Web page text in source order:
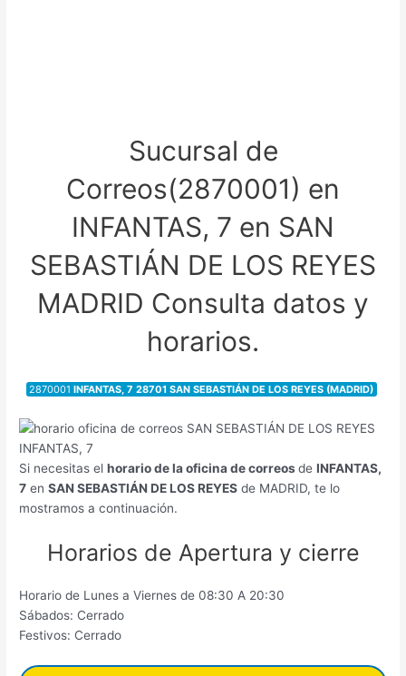
Sucursal de
Correos(2870001) en
INFANTAS, 7 en SAN
SEBASTIÁN DE LOS REYES
MADRID Consulta datos y
horarios.
2870001INFANTAS, 7 28701 SAN SEBASTIÁN DE LOS REYES (MADRID)
Si necesitas elhorario de la oficina de correosdeINFANTAS,
7 enSAN SEBASTIÁN DE LOS REYES de MADRID, te lo
mostramos a continuación.
Horarios de Apertura y cierre
Horario de Lunes a Viernes de 08:30 A 20:30
Sábados: Cerrado
Festivos: Cerrado